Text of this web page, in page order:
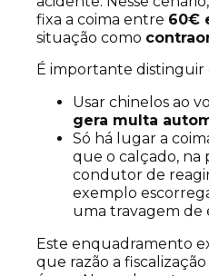
fixa a coima entre 60€
situação como
É importante distinguir
Usar chinelos ao
gera multa
Só há lugar a
que o calçado, na
condutor de
exemplo
uma travagem de
Este enquadramento
que razão a